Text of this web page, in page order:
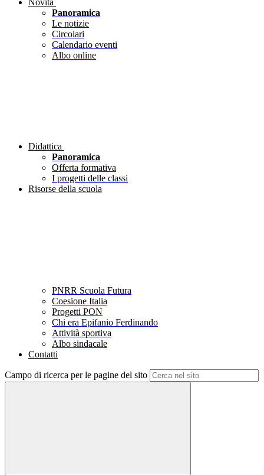
Novità
Panoramica
Le notizie
Circolari
Calendario eventi
Albo online
Didattica
Panoramica
Offerta formativa
I progetti delle classi
Risorse della scuola
PNRR Scuola Futura
Coesione Italia
Progetti PON
Chi era Epifanio Ferdinando
Attività sportiva
Albo sindacale
Contatti
Campo di ricerca per le pagine del sito